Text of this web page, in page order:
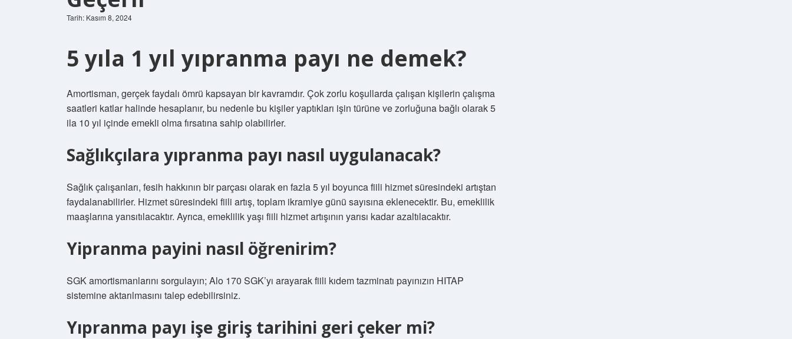
Tarih: Kasım 8, 2024
5 yıla 1 yıl yıpranma payı ne demek?
Amortisman, gerçek faydalı ömrü kapsayan bir kavramdır. Çok zorlu koşullarda çalışan kişilerin çalışma
saatleri katlar halinde hesaplanır, bu nedenle bu kişiler yaptıkları işin türüne ve zorluğuna bağlı olarak 5
ila 10 yıl içinde emekli olma fırsatına sahip olabilirler.
Sağlıkçılara yıpranma payı nasıl uygulanacak?
Sağlık çalışanları, fesih hakkının bir parçası olarak en fazla 5 yıl boyunca fiili hizmet süresindeki artıştan
faydalanabilirler. Hizmet süresindeki fiili artış, toplam ikramiye günü sayısına eklenecektir. Bu, emeklilik
maaşlarına yansıtılacaktır. Ayrıca, emeklilik yaşı fiili hizmet artışının yarısı kadar azaltılacaktır.
Yipranma payini nasıl öğrenirim?
SGK amortismanlarını sorgulayın; Alo 170 SGK’yı arayarak fiili kıdem tazminatı payınızın HITAP
sistemine aktarılmasını talep edebilirsiniz.
Yıpranma payı işe giriş tarihini geri çeker mi?